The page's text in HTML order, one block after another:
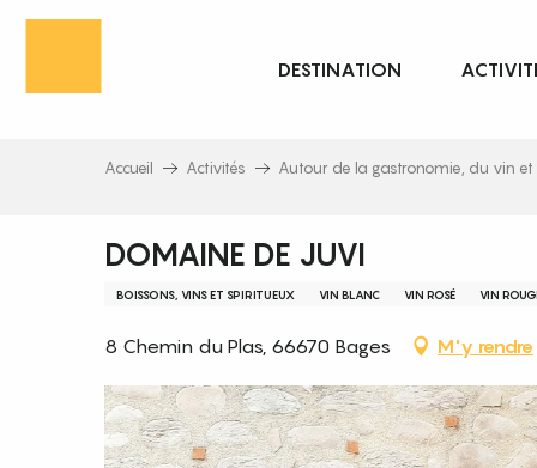
Aller
principal
DESTINATION
Accueil Activités Autour de la gastronomie, du vin et
DOMAINE DE JUVI
BOISSONS, VINS ET SPIRITUEUX VIN BLANC VIN ROSÉ VIN
8 Chemin du Plas, 66670 Bages M'y rendre